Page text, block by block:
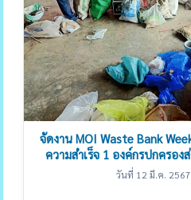
จัดงาน MOI Waste Bank
ความสำเร็จ 1 องค์กรปกครอง
วันที่ 12 มี.ค.